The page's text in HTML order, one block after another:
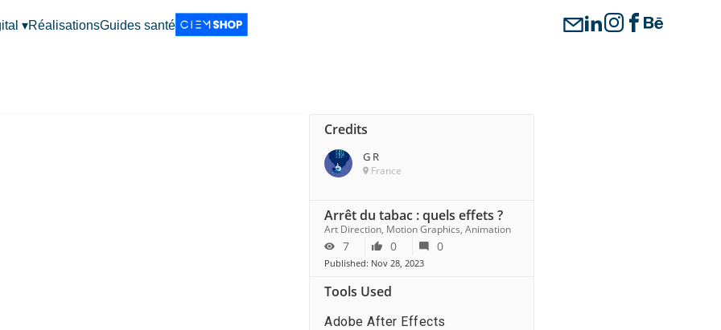
▾RéalisationsGuides santé
Credits
G R
France
Arrêt du tabac : quels effets ?
Art Direction, Motion Graphics, Animation
7 0 0
Published: Nov 28, 2023
Tools Used
Adobe After Effects